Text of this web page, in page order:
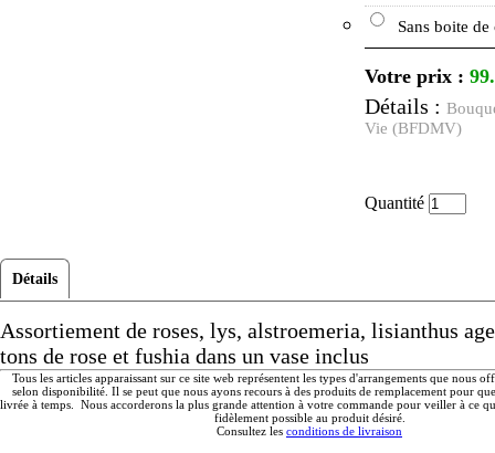
Sans boite
Votre prix :
Détails :
Vie (BFDMV)
Quantité
Détails
Assortiement de roses, lys, alstroemeria, lisianthus
tons de rose et fushia dans un vase inclus
Tous les articles apparaissant sur ce site web représentent les types d'arrangements que nous
selon disponibilité. Il se peut que nous ayons recours à des produits de remplacement pour
livrée à temps. Nous accorderons la plus grande attention à votre commande pour veiller à ce
fidèlement possible au produit désiré.
Consultez les conditions de livraison